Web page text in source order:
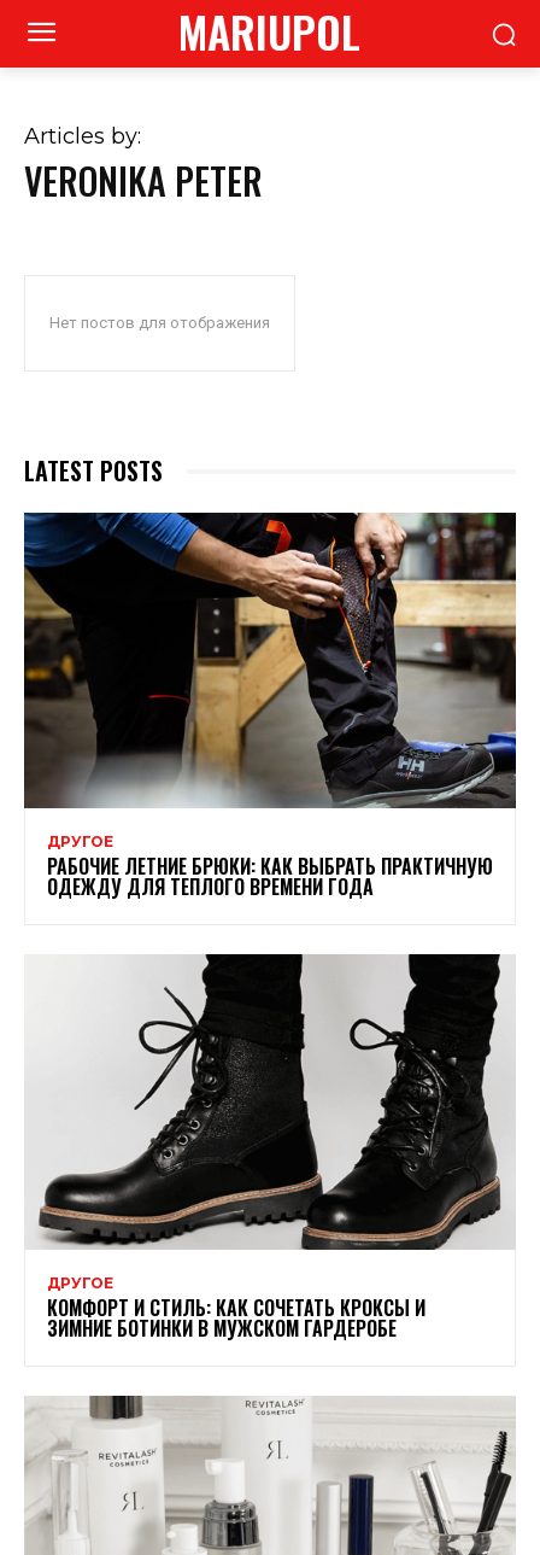
MARIUPOL
Articles by:
VERONIKA PETER
Нет постов для отображения
LATEST POSTS
ДРУГОЕ
РАБОЧИЕ ЛЕТНИЕ БРЮКИ: КАК ВЫБРАТЬ ПРАКТИЧНУЮ
ОДЕЖДУ ДЛЯ ТЕПЛОГО ВРЕМЕНИ ГОДА
ДРУГОЕ
КОМФОРТ И СТИЛЬ: КАК СОЧЕТАТЬ КРОКСЫ И
ЗИМНИЕ БОТИНКИ В МУЖСКОМ ГАРДЕРОБЕ